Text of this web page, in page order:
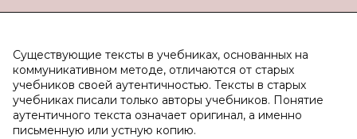
Существующие тексты в учебниках, основанных на
коммуникативном методе, отличаются от старых
учебников своей аутентичностью. Тексты в старых
учебниках писали только авторы учебников. Понятие
аутентичного текста означает оригинал, а именно
письменную или устную копию.